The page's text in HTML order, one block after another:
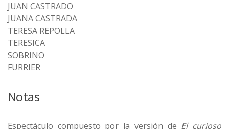
JUAN CASTRADO
JUANA CASTRADA
TERESA REPOLLA
TERESICA
SOBRINO
FURRIER
Notas
Espectáculo compuesto por la versión de El curioso